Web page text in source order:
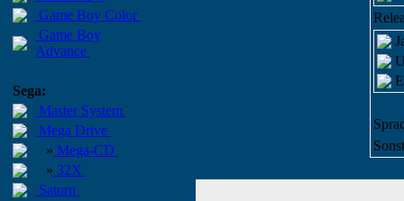
Game Boy Color
Game Boy
Advance
Sega:
Master System
Mega Drive
» Mega-CD
» 32X
Saturn